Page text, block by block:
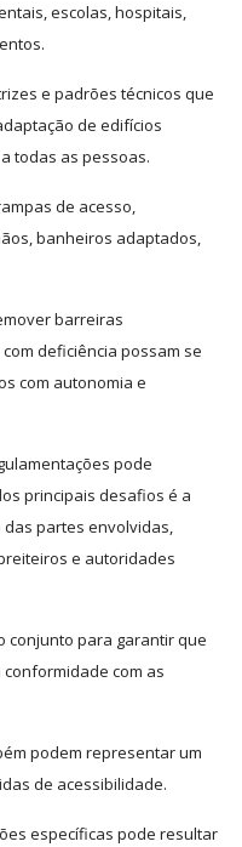
escolas, hospitais,
e padrões técnicos que
de edifícios
todas as pessoas.
de acesso,
banheiros adaptados,
barreiras
deficiência possam se
com autonomia e
pode
principais desafios é a
partes envolvidas,
e autoridades
conjunto para garantir que
com as
podem representar um
de acessibilidade.
específicas pode resultar